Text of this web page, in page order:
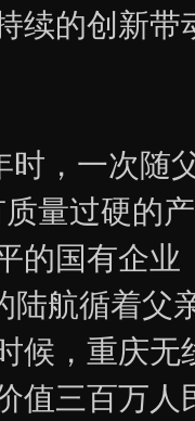
续的创新带
，一次随
量过硬的
的国有企
航循着父
候，重庆
值三百万